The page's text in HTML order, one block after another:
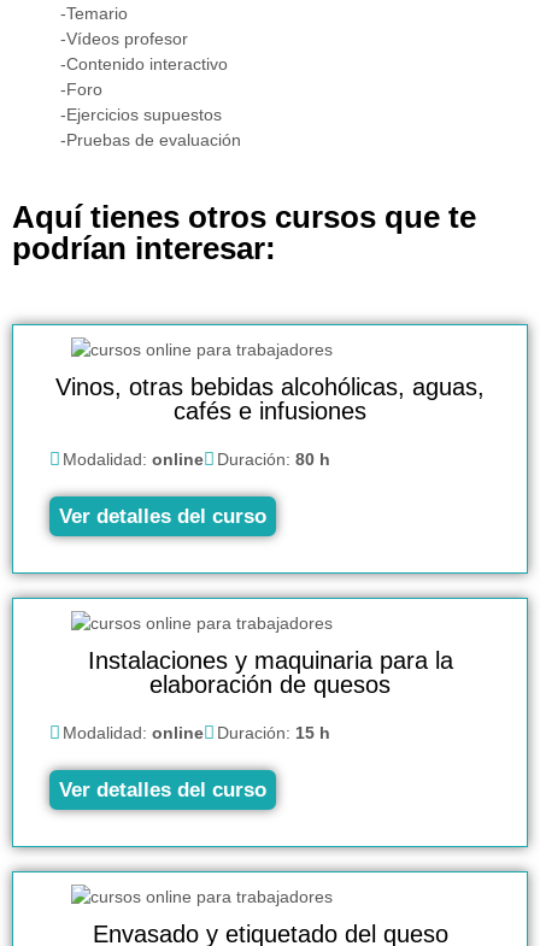
-Temario
-Vídeos profesor
-Contenido interactivo
-Foro
-Ejercicios supuestos
-Pruebas de evaluación
Aquí tienes otros cursos que te
podrían interesar:
Vinos, otras bebidas alcohólicas, aguas,
cafés e infusiones
Modalidad: online Duración: 80 h
Ver detalles del curso
Instalaciones y maquinaria para la
elaboración de quesos
Modalidad: online Duración: 15 h
Ver detalles del curso
Envasado y etiquetado del queso